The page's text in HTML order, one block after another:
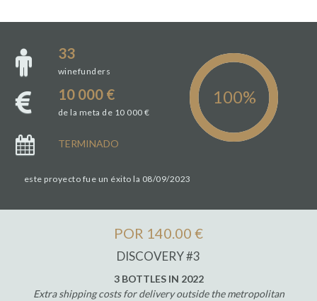
33
winefunders
10 000 €
de la meta de 10 000 €
TERMINADO
este proyecto fue un éxito la 08/09/2023
POR 140.00 €
DISCOVERY #3
3 BOTTLES IN 2022
Extra shipping costs for delivery outside the metropolitan